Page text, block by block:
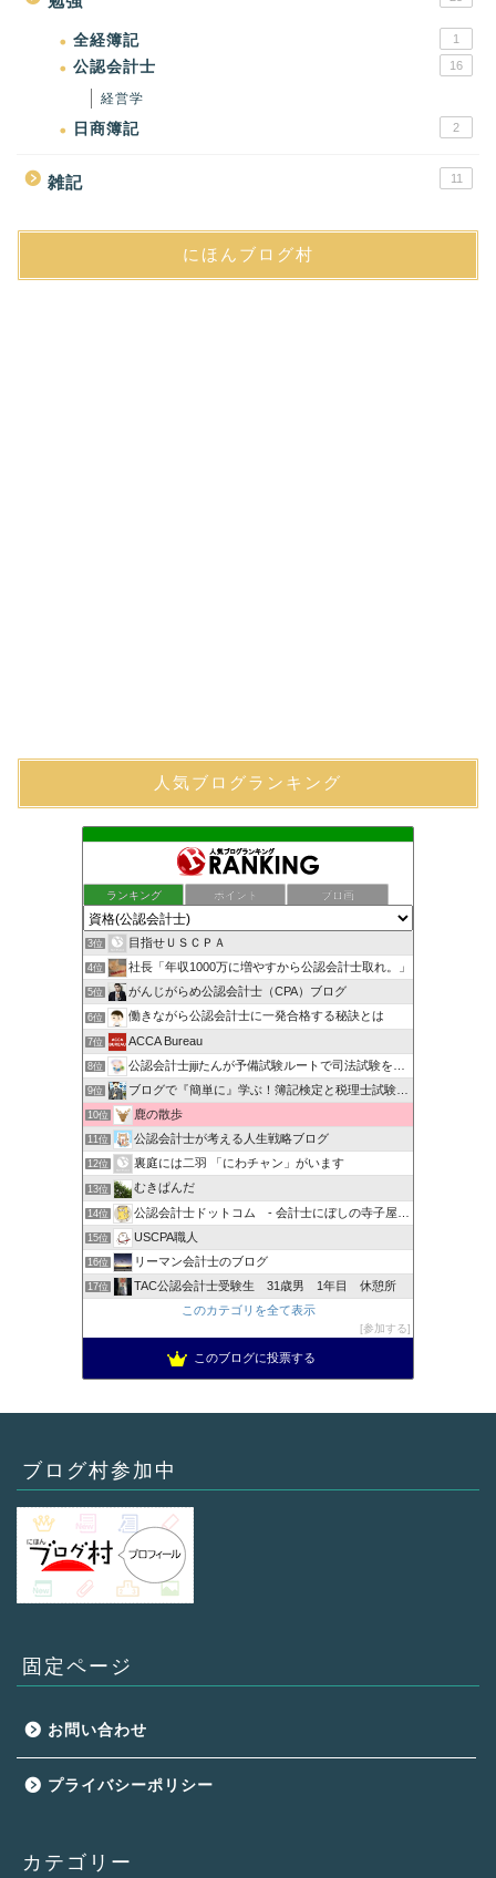
全経簿記 1
公認会計士 16
経営学
日商簿記 2
雑記 11
にほんブログ村
人気ブログランキング
ランキング ポイント ブロ画
3位 目指せＵＳＣＰＡ
4位 社長「年収1000万に増やすから公認会計士取れ。」
5位 がんじがらめ公認会計士（CPA）ブログ
6位 働きながら公認会計士に一発合格する秘訣とは
7位 ACCA Bureau
8位 公認会計士jijiたんが予備試験ルートで司法試験を目指すブ…
9位 ブログで『簡単に』学ぶ！簿記検定と税理士試験＆公認会計士試験
10位 鹿の散歩
11位 公認会計士が考える人生戦略ブログ
12位 裏庭には二羽 「にわチャン」がいます
13位 むきぱんだ
14位 公認会計士ドットコム - 会計士にぼしの寺子屋ブログ -
15位 USCPA職人
16位 リーマン会計士のブログ
17位
TAC公認会計士受験生 31歳男 1年目 休憩所
このカテゴリを全て表示
参加する
このブログに投票する
ブログ村参加中
固定ページ
お問い合わせ
プライバシーポリシー
カテゴリー